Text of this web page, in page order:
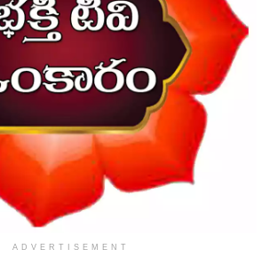
ADVERTISEMENT